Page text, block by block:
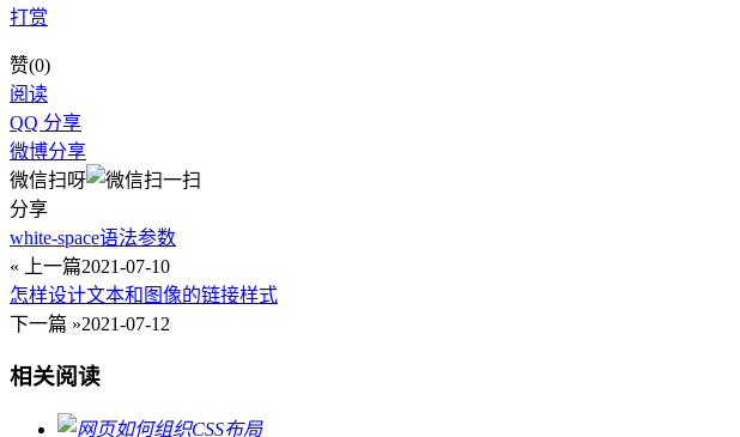
打赏
赞(0)
阅读
QQ 分享
微博分享
微信扫呀
分享
white-space语法参数
« 上一篇2021-07-10
怎样设计文本和图像的链接样式
下一篇 »2021-07-12
相关阅读